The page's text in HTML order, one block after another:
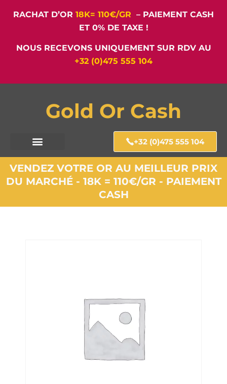
RACHAT D’OR 18K= 110€/GR – PAIEMENT CASH
ET 0% DE TAXE !
NOUS RECEVONS UNIQUEMENT SUR RDV AU
+32 (0)475 555 104
Gold Or Cash
+32 (0)475 555 104
VENDEZ VOTRE OR AU MEILLEUR PRIX
DU MARCHÉ - 18K = 110€/GR - PAIEMENT
CASH